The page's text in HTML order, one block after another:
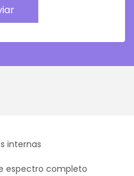
internas
espectro completo